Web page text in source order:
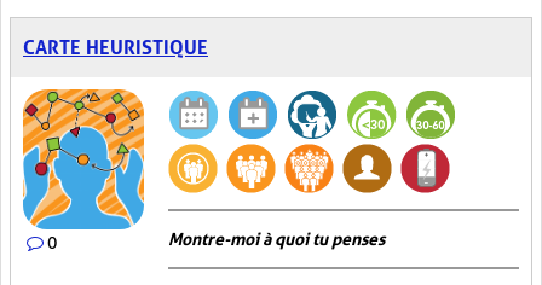
CARTE HEURISTIQUE
0 Montre-moi à quoi tu penses